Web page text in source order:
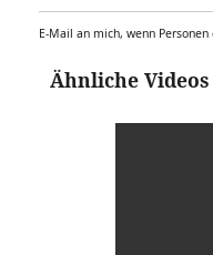
E-Mail an mich, wenn
Ähnliche Videos